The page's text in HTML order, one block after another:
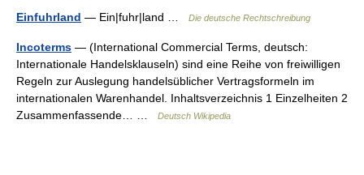
Einfuhrland — Ein|fuhr|land … Die deutsche Rechtschreibung
Incoterms — (International Commercial Terms, deutsch:
Internationale Handelsklauseln) sind eine Reihe von freiwilligen
Regeln zur Auslegung handelsüblicher Vertragsformeln im
internationalen Warenhandel. Inhaltsverzeichnis 1 Einzelheiten 2
Zusammenfassende… …
Deutsch Wikipedia